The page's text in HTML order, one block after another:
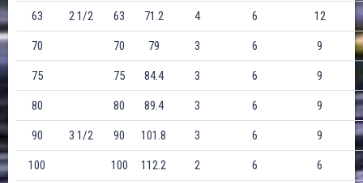
63 2 1/2 63 71.2 4 6 12
70 70 79 3 6 9
75 75 84.4 3 6 9
80 80 89.4 3 6 9
90 3 1/2 90 101.8 3 6 9
100 100 112.2 2 6 6